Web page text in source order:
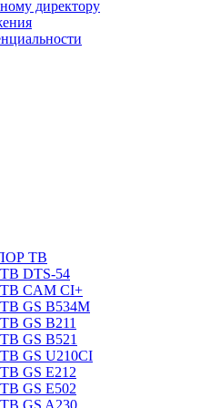
директору
ТВ
DTS-54
CAM CI+
GS B534M
GS B211
GS B521
GS U210CI
GS E212
GS E502
GS A230